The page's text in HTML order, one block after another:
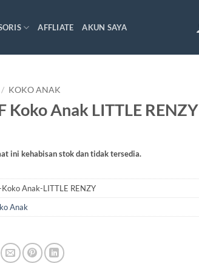
AFFLIATE AKUN SAYA
/ KOKO ANAK
Koko Anak LITTLE RENZY
ini kehabisan stok dan tidak tersedia.
Anak-LITTLE RENZY
Anak